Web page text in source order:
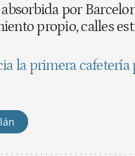
por
propio, calles
la primera cafetería